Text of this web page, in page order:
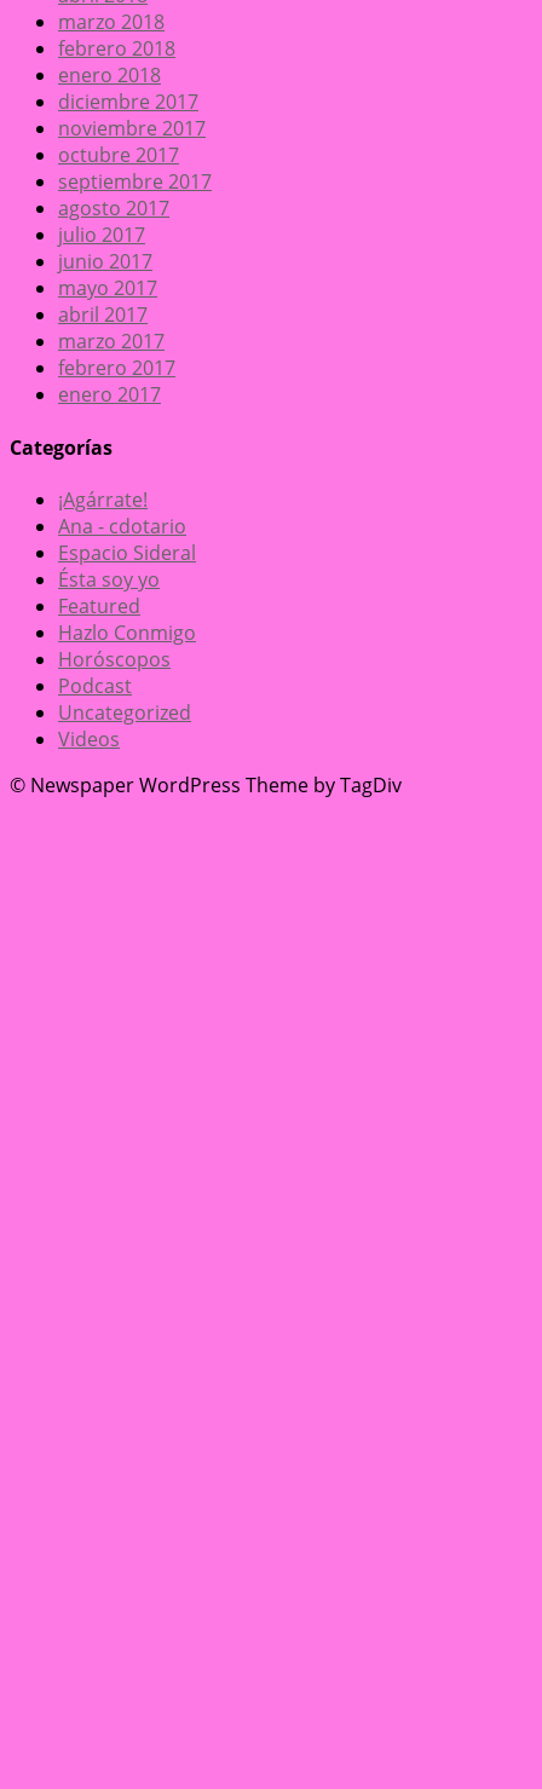
marzo 2018
febrero 2018
enero 2018
diciembre 2017
noviembre 2017
octubre 2017
septiembre 2017
agosto 2017
julio 2017
junio 2017
mayo 2017
abril 2017
marzo 2017
febrero 2017
enero 2017
Categorías
¡Agárrate!
Ana - cdotario
Espacio Sideral
Ésta soy yo
Featured
Hazlo Conmigo
Horóscopos
Podcast
Uncategorized
Videos
© Newspaper WordPress Theme by TagDiv